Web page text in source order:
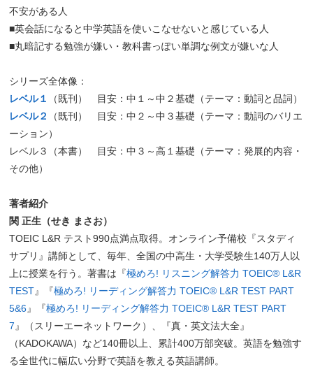
不安がある人
■英会話になると中学英語を使いこなせないと感じている人
■丸暗記する勉強が嫌い・教科書っぽい単調な例文が嫌いな人
シリーズ全体像：
レベル１
（既刊） 目安：中１～中２基礎（テーマ：動詞と品詞）
レベル２
（既刊） 目安：中２～中３基礎（テーマ：動詞のバリエ
ーション）
レベル３（本書） 目安：中３～高１基礎（テーマ：発展的内容・
その他）
著者紹介
関 正生（せき まさお）
TOEIC L&R テスト990点満点取得。オンライン予備校『スタディ
サプリ』講師として、毎年、全国の中高生・大学受験生140万人以
上に授業を行う。著書は『極めろ! リスニング解答力 TOEIC® L&R
TEST』『極めろ! リーディング解答力 TOEIC® L&R TEST PART
5&6』『極めろ! リーディング解答力 TOEIC® L&R TEST PART
7 』（スリーエーネットワーク）、『真・英文法大全』
（KADOKAWA）など140冊以上、累計400万部突破。英語を勉強す
る全世代に幅広い分野で英語を教える英語講師。